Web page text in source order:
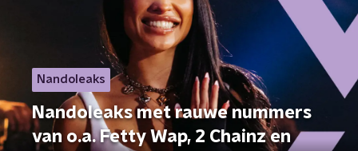
Nandoleaks
Nandoleaks met rauwe nummers
van o.a. Fetty Wap, 2 Chainz en